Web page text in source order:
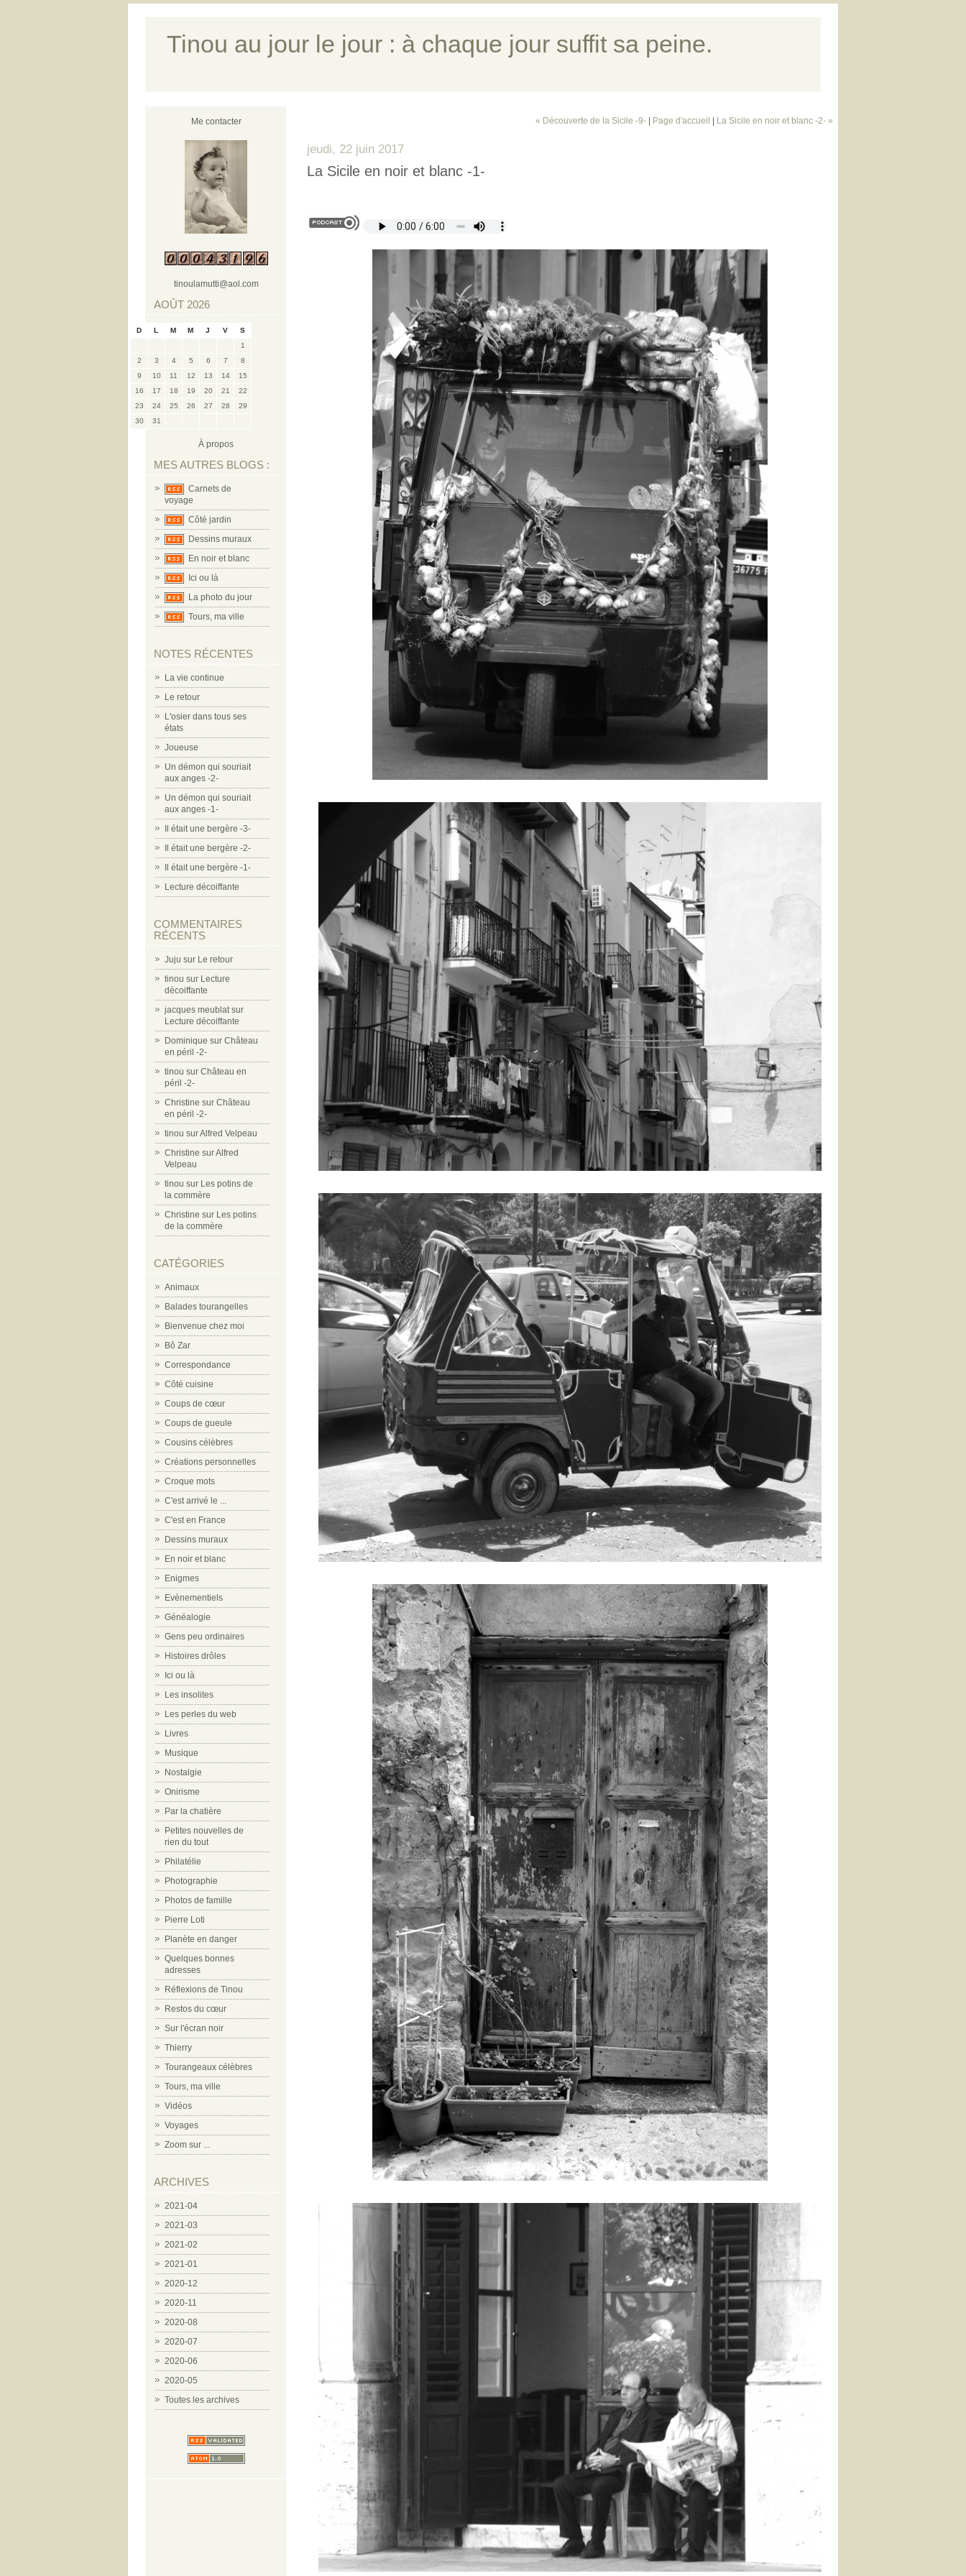
Tinou au jour le jour : à chaque jour suffit sa peine.
Me contacter
tinoulamutti@aol.com
AOÛT 2026
D L M M J V
S
1
2
3 4 5 6 7
8
9
10 11 12 13 14
15
16
17 18 19 20 21
22
23
24 25 26 27 28
29
30
31
À propos
MES AUTRES BLOGS :
Carnets de
voyage
Côté jardin
Dessins muraux
En noir et blanc
Ici ou là
La photo du jour
Tours, ma ville
NOTES RÉCENTES
La vie continue
Le retour
L'osier dans tous ses
états
Joueuse
Un démon qui souriait
aux anges -2-
Un démon qui souriait
aux anges -1-
Il était une bergère -3-
Il était une bergère -2-
Il était une bergère -1-
Lecture décoiffante
COMMENTAIRES
RÉCENTS
Juju sur Le retour
tinou sur Lecture
décoiffante
jacques meublatsur
Lecture décoiffante
Dominique sur Château
en péril -2-
tinou sur Château en
péril -2-
Christine sur Château
en péril -2-
tinou surAlfred Velpeau
Christine surAlfred
Velpeau
tinou sur Les potins de
la commère
Christine sur Les potins
de la commère
CATÉGORIES
Animaux
Balades tourangelles
Bienvenue chez moi
Bô Zar
Correspondance
Côté cuisine
Coups de cœur
Coups de gueule
Cousins célèbres
Créations personnelles
Croque mots
C'est arrivé le ...
C'est en France
Dessins muraux
En noir et blanc
Enigmes
Evènementiels
Généalogie
Gens peu ordinaires
Histoires drôles
Ici ou là
Les insolites
Les perles du web
Livres
Musique
Nostalgie
Onirisme
Par la chatière
Petites nouvelles de
rien du tout
Philatélie
Photographie
Photos de famille
Pierre Loti
Planète en danger
Quelques bonnes
adresses
Réflexions de Tinou
Restos du cœur
Sur l'écran noir
Thierry
Tourangeaux célèbres
Tours, ma ville
Vidéos
Voyages
Zoom sur ...
ARCHIVES
2021-04
2021-03
2021-02
2021-01
2020-12
2020-11
2020-08
2020-07
2020-06
2020-05
Toutes les archives
« Découverte de la Sicile -9- Page d'accueil La Sicile en noir et blanc -2- »
jeudi, 22 juin 2017
La Sicile en noir et blanc -1-